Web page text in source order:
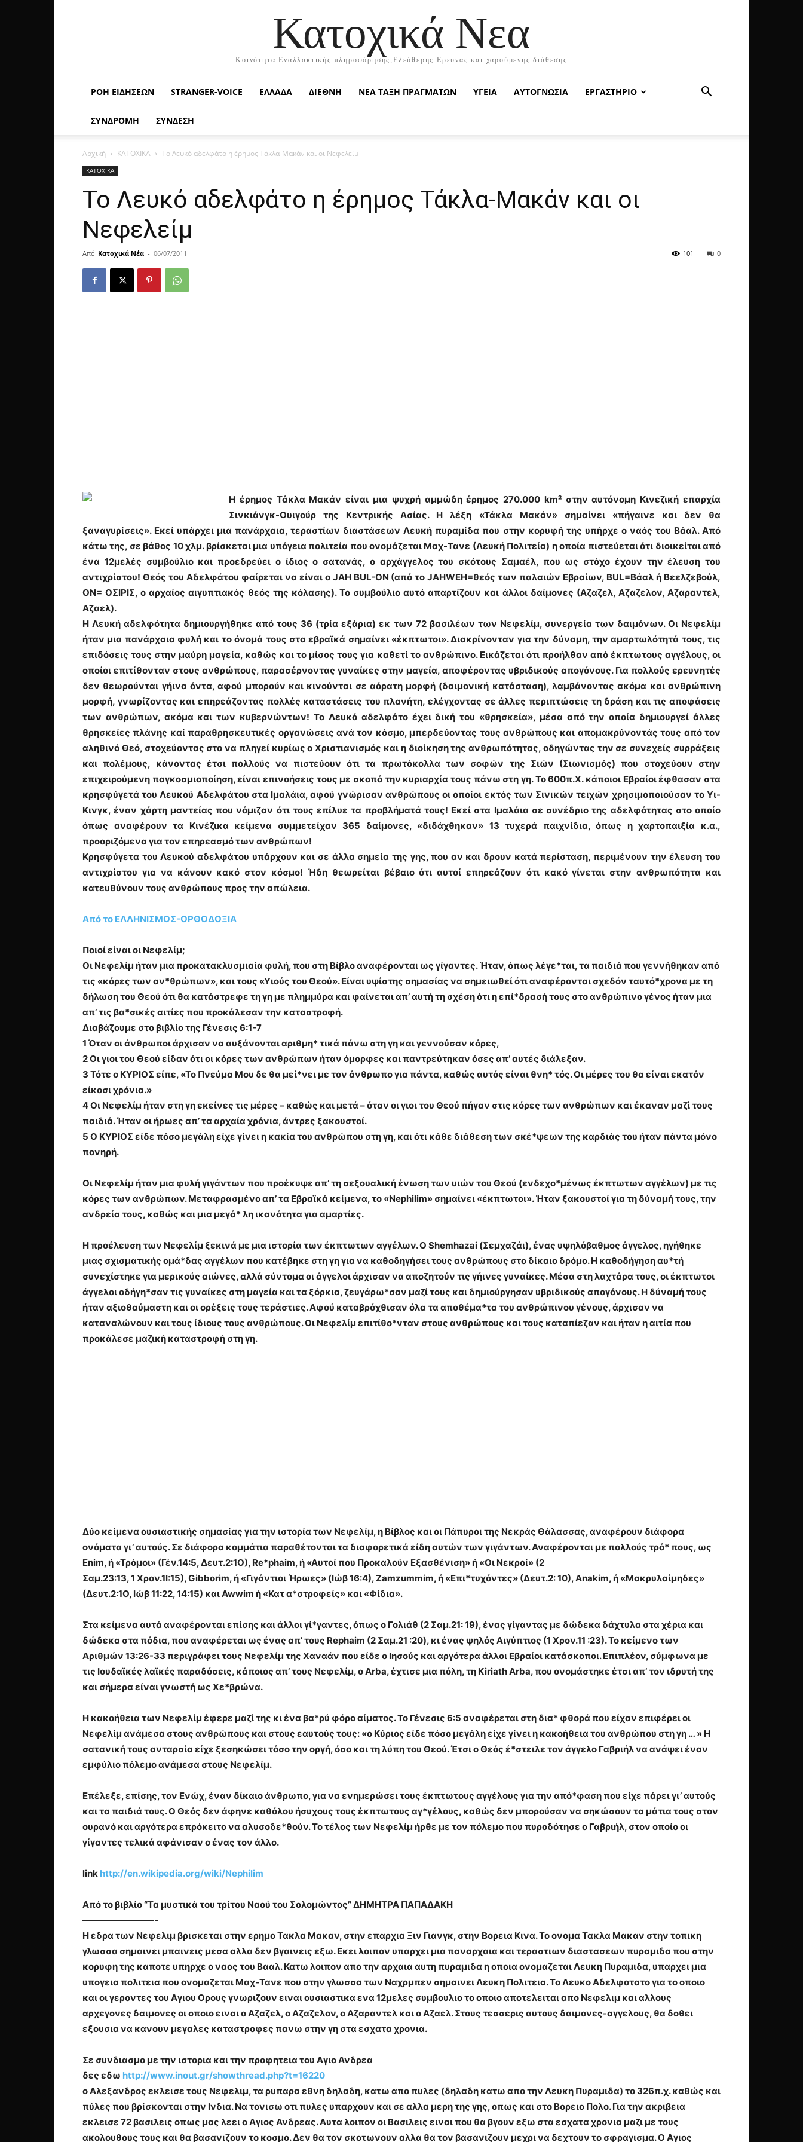
Κατοχικά Νεα
Κοινότητα Εναλλακτικής πληροφόρησης,Ελεύθερης Ερευνας και χαρούμενης διάθεσης
ΡΟΉ ΕΙΔΉΣΕΩΝ STRANGER-VOICE ΕΛΛΑΔΑ ΔΙΕΘΝΗ ΝΕΑ ΤΑΞΗ ΠΡΑΓΜΑΤΩΝ ΥΓΕΙΑ ΑΥΤΟΓΝΩΣΙΑ ΕΡΓΑΣΤΗΡΙΟ
ΣΥΝΔΡΟΜΗ ΣΥΝΔΕΣΗ
Αρχική ΚΑΤΟΧΙΚΑ Το Λευκό αδελφάτο η έρημος Τάκλα-Μακάν και οι Νεφελείμ
ΚΑΤΟΧΙΚΑ
Το Λευκό αδελφάτο η έρημος Τάκλα-Μακάν και οι
Νεφελείμ
Από Κατοχικά Νέα - 06/07/2011 0
101
Η έρημος Τάκλα Μακάν είναι μια ψυχρή αμμώδη έρημος 270.000 km² στην αυτόνομη Κινεζική επαρχία
Σινκιάνγκ-Ουιγούρ της Κεντρικής Ασίας. Η λέξη «Τάκλα Μακάν» σημαίνει «πήγαινε και δεν θα
ξαναγυρίσεις». Εκεί υπάρχει μια πανάρχαια, τεραστίων διαστάσεων Λευκή πυραμίδα που στην κορυφή της υπήρχε ο ναός του Βάαλ. Από
κάτω της, σε βάθος 10 χλμ. βρίσκεται μια υπόγεια πολιτεία που ονομάζεται Μαχ-Τανε (Λευκή Πολιτεία) η οποία πιστεύεται ότι διοικείται από
ένα 12μελές συμβούλιο και προεδρεύει ο ίδιος ο σατανάς, ο αρχάγγελος του σκότους Σαμαέλ, που ως στόχο έχουν την έλευση του
αντιχρίστου! Θεός του Αδελφάτου φαίρεται να είναι ο JAH BUL-ON (από το JAHWEH=θεός των παλαιών Εβραίων, ΒUL=Βάαλ ή Βεελζεβούλ,
ΟΝ= ΟΣΙΡΙΣ, ο αρχαίος αιγυπτιακός θεός της κόλασης). Το συμβούλιο αυτό απαρτίζουν και άλλοι δαίμονες (Αζαζελ, Αζαζελον, Αζαραντελ,
Αζαελ).
Η Λευκή αδελφότητα δημιουργήθηκε από τους 36 (τρία εξάρια) εκ των 72 βασιλέων των Νεφελίμ, συνεργεία των δαιμόνων. Οι Νεφελίμ
ήταν μια πανάρχαια φυλή και το όνομά τους στα εβραϊκά σημαίνει «έκπτωτοι». Διακρίνονταν για την δύναμη, την αμαρτωλότητά τους, τις
επιδόσεις τους στην μαύρη μαγεία, καθώς και το μίσος τους για καθετί το ανθρώπινο. Εικάζεται ότι προήλθαν από έκπτωτους αγγέλους, οι
οποίοι επιτίθονταν στους ανθρώπους, παρασέρνοντας γυναίκες στην μαγεία, αποφέροντας υβριδικούς απογόνους. Για πολλούς ερευνητές
δεν θεωρούνται γήινα όντα, αφού μπορούν και κινούνται σε αόρατη μορφή (δαιμονική κατάσταση), λαμβάνοντας ακόμα και ανθρώπινη
μορφή, γνωρίζοντας και επηρεάζοντας πολλές καταστάσεις του πλανήτη, ελέγχοντας σε άλλες περιπτώσεις τη δράση και τις αποφάσεις
των ανθρώπων, ακόμα και των κυβερνώντων! Το Λευκό αδελφάτο έχει δική του «θρησκεία», μέσα από την οποία δημιουργεί άλλες
θρησκείες πλάνης καί παραθρησκευτικές οργανώσεις ανά τον κόσμο, μπερδεύοντας τους ανθρώπους και απομακρύνοντάς τους από τον
αληθινό Θεό, στοχεύοντας στο να πληγεί κυρίως ο Χριστιανισμός και η διοίκηση της ανθρωπότητας, οδηγώντας την σε συνεχείς συρράξεις
και πολέμους, κάνοντας έτσι πολλούς να πιστεύουν ότι τα πρωτόκολλα των σοφών της Σιών (Σιωνισμός) που στοχεύουν στην
επιχειρούμενη παγκοσμιοποίηση, είναι επινοήσεις τους με σκοπό την κυριαρχία τους πάνω στη γη. Το 600π.Χ. κάποιοι Εβραίοι έφθασαν στα
κρησφύγετά του Λευκού Αδελφάτου στα Ιμαλάια, αφού γνώρισαν ανθρώπους οι οποίοι εκτός των Σινικών τειχών χρησιμοποιούσαν το Υι-
Κινγκ, έναν χάρτη μαντείας που νόμιζαν ότι τους επίλυε τα προβλήματά τους! Εκεί στα Ιμαλάια σε συνέδριο της αδελφότητας στο οποίο
όπως αναφέρουν τα Κινέζικα κείμενα συμμετείχαν 365 δαίμονες, «διδάχθηκαν» 13 τυχερά παιχνίδια, όπως η χαρτοπαιξία κ.α.,
προοριζόμενα για τον επηρεασμό των ανθρώπων!
Κρησφύγετα του Λευκού αδελφάτου υπάρχουν και σε άλλα σημεία της γης, που αν και δρουν κατά περίσταση, περιμένουν την έλευση του
αντιχρίστου για να κάνουν κακό στον κόσμο! Ήδη θεωρείται βέβαιο ότι αυτοί επηρεάζουν ότι κακό γίνεται στην ανθρωπότητα και
κατευθύνουν τους ανθρώπους προς την απώλεια.
Από το ΕΛΛΗΝΙΣΜΟΣ-ΟΡΘΟΔΟΞΙΑ
Ποιοί είναι οι Νεφελίμ;
Οι Νεφελίμ ήταν μια προκατακλυσμιαία φυλή, που στη Βίβλο αναφέρονται ως γίγαντες. Ήταν, όπως λέγε*ται, τα παιδιά που γεννήθηκαν από
τις «κόρες των αν*θρώπων», και τους «Υιούς του Θεού». Είναι υψίστης σημασίας να σημειωθεί ότι αναφέρονται σχεδόν ταυτό*χρονα με τη
δήλωση του Θεού ότι θα κατάστρεφε τη γη με πλημμύρα και φαίνεται απ’ αυτή τη σχέση ότι η επί*δρασή τους στο ανθρώπινο γένος ήταν μια
απ’ τις βα*σικές αιτίες που προκάλεσαν την καταστροφή.
Διαβάζουμε στο βιβλίο της Γένεσις 6:1-7
1 Όταν οι άνθρωποι άρχισαν να αυξάνονται αριθμη* τικά πάνω στη γη και γεννούσαν κόρες,
2 Οι γιοι του Θεού είδαν ότι οι κόρες των ανθρώπων ήταν όμορφες και παντρεύτηκαν όσες απ’ αυτές διάλεξαν.
3 Τότε ο ΚΥΡΙΟΣ είπε, «Το Πνεύμα Μου δε θα μεί*νει με τον άνθρωπο για πάντα, καθώς αυτός είναι θνη* τός. Οι μέρες του θα είναι εκατόν
είκοσι χρόνια.»
4 Οι Νεφελίμ ήταν στη γη εκείνες τις μέρες – καθώς και μετά – όταν οι γιοι του Θεού πήγαν στις κόρες των ανθρώπων και έκαναν μαζί τους
παιδιά. Ήταν οι ήρωες απ’ τα αρχαία χρόνια, άντρες ξακουστοί.
5 Ο ΚΥΡΙΟΣ είδε πόσο μεγάλη είχε γίνει η κακία του ανθρώπου στη γη, και ότι κάθε διάθεση των σκέ*ψεων της καρδιάς του ήταν πάντα μόνο
πονηρή.
Οι Νεφελίμ ήταν μια φυλή γιγάντων που προέκυψε απ’ τη σεξουαλική ένωση των υιών του Θεού (ενδεχο*μένως έκπτωτων αγγέλων) με τις
κόρες των ανθρώπων. Μεταφρασμένο απ’ τα Εβραϊκά κείμενα, το «Nephilim» σημαίνει «έκπτωτοι». Ήταν ξακουστοί για τη δύναμή τους, την
ανδρεία τους, καθώς και μια μεγά* λη ικανότητα για αμαρτίες.
Η προέλευση των Νεφελίμ ξεκινά με μια ιστορία των έκπτωτων αγγέλων. Ο Shemhazai (Σεμχαζάι), ένας υψηλόβαθμος άγγελος, ηγήθηκε
μιας σχισματικής ομά*δας αγγέλων που κατέβηκε στη γη για να καθοδηγήσει τους ανθρώπους στο δίκαιο δρόμο. Η καθοδήγηση αυ*τή
συνεχίστηκε για μερικούς αιώνες, αλλά σύντομα οι άγγελοι άρχισαν να αποζητούν τις γήινες γυναίκες. Μέσα στη λαχτάρα τους, οι έκπτωτοι
άγγελοι οδήγη*σαν τις γυναίκες στη μαγεία και τα ξόρκια, ζευγάρω*σαν μαζί τους και δημιούργησαν υβριδικούς απογόνους. Η δύναμή τους
ήταν αξιοθαύμαστη και οι ορέξεις τους τεράστιες. Αφού καταβρόχθισαν όλα τα αποθέμα*τα του ανθρώπινου γένους, άρχισαν να
καταναλώνουν και τους ίδιους τους ανθρώπους. Οι Νεφελίμ επιτίθο*νταν στους ανθρώπους και τους καταπίεζαν και ήταν η αιτία που
προκάλεσε μαζική καταστροφή στη γη.
Δύο κείμενα ουσιαστικής σημασίας για την ιστορία των Νεφελίμ, η Βίβλος και οι Πάπυροι της Νεκράς Θάλασσας, αναφέρουν διάφορα
ονόματα γι’ αυτούς. Σε διάφορα κομμάτια παραθέτονται τα διαφορετικά είδη αυτών των γιγάντων. Αναφέρονται με πολλούς τρό* πους, ως
Enim, ή «Τρόμοι» (Γέν.14:5, Δευτ.2:1Ο), Re*phaim, ή «Αυτοί που Προκαλούν Εξασθένιση» ή «Οι Νεκροί» (2
Σαμ.23:13, 1 Χρον.1Ι:15), Gibborim, ή «Γιγάντιοι Ήρωες» (Ιώβ 16:4), Zamzummim, ή «Επι*τυχόντες» (Δευτ.2: 10), Anakim, ή «Μακρυλαίμηδες»
(Δευτ.2:1Ο, Ιώβ 11:22, 14:15) και Awwim ή «Κατ α*στροφείς» και «Φίδια».
Στα κείμενα αυτά αναφέρονται επίσης και άλλοι γί*γαντες, όπως ο Γολιάθ (2 Σαμ.21: 19), ένας γίγαντας με δώδεκα δάχτυλα στα χέρια και
δώδεκα στα πόδια, που αναφέρεται ως ένας απ’ τους Rephaim (2 Σαμ.21 :20), κι ένας ψηλός Αιγύπτιος (1 Χρον.11 :23). Το κείμενο των
Αριθμών 13:26-33 περιγράφει τους Νεφελίμ της Χαναάν που είδε ο Ιησούς και αργότερα άλλοι Εβραίοι κατάσκοποι. Επιπλέον, σύμφωνα με
τις Ιουδαϊκές λαϊκές παραδόσεις, κάποιος απ’ τους Νεφελίμ, ο Arba, έχτισε μια πόλη, τη Kiriath Arba, που ονομάστηκε έτσι απ’ τον ιδρυτή της
και σήμερα είναι γνωστή ως Χε*βρώνα.
Η κακοήθεια των Νεφελίμ έφερε μαζί της κι ένα βα*ρύ φόρο αίματος. Το Γένεσις 6:5 αναφέρεται στη δια* φθορά που είχαν επιφέρει οι
Νεφελίμ ανάμεσα στους ανθρώπους και στους εαυτούς τους: «ο Κύριος είδε πόσο μεγάλη είχε γίνει η κακοήθεια του ανθρώπου στη γη … » Η
σατανική τους ανταρσία είχε ξεσηκώσει τόσο την οργή, όσο και τη λύπη του Θεού. Έτσι ο Θεός έ*στειλε τον άγγελο Γαβριήλ να ανάψει έναν
εμφύλιο πόλεμο ανάμεσα στους Νεφελίμ.
Επέλεξε, επίσης, τον Ενώχ, έναν δίκαιο άνθρωπο, για να ενημερώσει τους έκπτωτους αγγέλους για την από*φαση που είχε πάρει γι’ αυτούς
και τα παιδιά τους. Ο Θεός δεν άφηνε καθόλου ήσυχους τους έκπτωτους αγ*γέλους, καθώς δεν μπορούσαν να σηκώσουν τα μάτια τους στον
ουρανό και αργότερα επρόκειτο να αλυσοδε*θούν. Το τέλος των Νεφελίμ ήρθε με τον πόλεμο που πυροδότησε ο Γαβριήλ, στον οποίο οι
γίγαντες τελικά αφάνισαν ο ένας τον άλλο.
link http://en.wikipedia.org/wiki/Nephilim
Από το βιβλίο “Τα μυστικά του τρίτου Ναού του Σολομώντος” ΔΗΜΗΤΡΑ ΠΑΠΑΔΑΚΗ
————————-
Η εδρα των Νεφελιμ βρισκεται στην ερημο Τακλα Μακαν, στην επαρχια Ξιν Γιανγκ, στην Βορεια Κινα. Το ονομα Τακλα Μακαν στην τοπικη
γλωσσα σημαινει μπαινεις μεσα αλλα δεν βγαινεις εξω. Εκει λοιπον υπαρχει μια παναρχαια και τεραστιων διαστασεων πυραμιδα που στην
κορυφη της καποτε υπηρχε οναος του Βααλ. Κατω λοιπον απο την αρχαια αυτη πυραμιδα η οποια ονομαζεταιΛευκη Πυραμιδα, υπαρχει μια
υπογεια πολιτεια που ονομαζεται Μαχ-Τανε που στην γλωσσα των Ναχρμπεν σημαινειΛευκη Πολιτεια. ΤοΛευκο Αδελφοτατο για το οποιο
και οι γεροντες του Αγιου Ορους γνωριζουν ειναι ουσιαστικα ενα 12μελες συμβουλιο το οποιο αποτελειται απο Νεφελιμ και αλλους
αρχεγονες δαιμονες οι οποιο ειναι ο Αζαζελ, ο Αζαζελον, ο Αζαραντελ και ο Αζαελ. Στους τεσσερις αυτους δαιμονες-αγγελους, θα δοθει
εξουσια να κανουν μεγαλες καταστροφες πανω στην γη στα εσχατα χρονια.
Σε συνδιασμο με την ιστορια και την προφητεια του Αγιο Ανδρεα
δες εδω http://www.inout.gr/showthread.php?t=16220
ο Αλεξανδρος εκλεισε τους Νεφελιμ, τα ρυπαρα εθνη δηλαδη, κατω απο πυλες (δηλαδη κατω απο την Λευκη Πυραμιδα) το 326π.χ. καθώς και
πύλες που βρίσκονται στην Ινδια. Να τονισω οτι πυλες υπαρχουν και σε αλλα μερη της γης, οπως και στο Βορειο Πολο. Για την ακριβεια
εκλεισε 72 βασιλεις οπως μας λεει ο Αγιος Ανδρεας. Αυτα λοιπον οι Βασιλεις ειναι που θα βγουν εξω στα εσχατα χρονια μαζι με τους
ακολουθους τους και θα βασανιζουν το κοσμο. Δεν θα τον σκοτωνουν αλλα θα τον βασανιζουν μεχρι να δεχτουν το σφραγισμα. Ο Αγιος